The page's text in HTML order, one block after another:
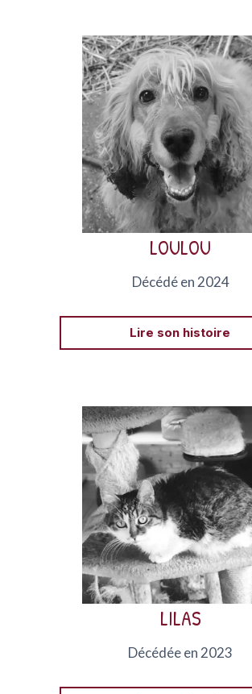
LOULOU
Décédé en 2024
Loulou était un cocker né en 2012
plusieurs adoptions ratées. Il est
cancer…
Lire son histoire
LILAS
Décédée en 2023
Lilas était une petite chatte câline
souffrait d’un calicivirus,
clinique, à l’écart des autres chats.
de sa maladie.